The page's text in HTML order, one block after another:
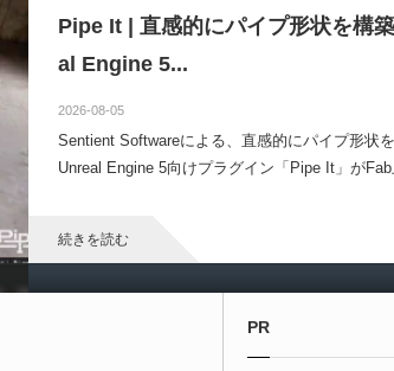
Pipe It | 直感的にパイプ形状を構
al Engine 5...
2026-08-05
Sentient Softwareによる、直感的にパイプ形状
Unreal Engine 5向けプラグイン「Pipe It」が
続きを読む
Directive Utilities | ブループリン
PR